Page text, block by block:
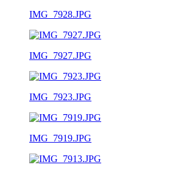
IMG_7928.JPG
IMG_7927.JPG
IMG_7923.JPG
IMG_7919.JPG